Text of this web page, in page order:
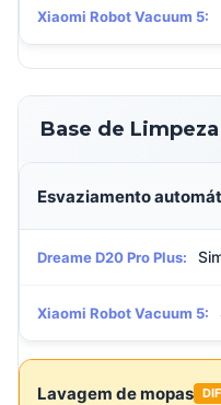
Xiaomi Robot Vacuum 5:
Base de Limpeza
Esvaziamento
Dreame D20 Pro Plus:
Xiaomi Robot Vacuum 5:
Lavagem de mopas